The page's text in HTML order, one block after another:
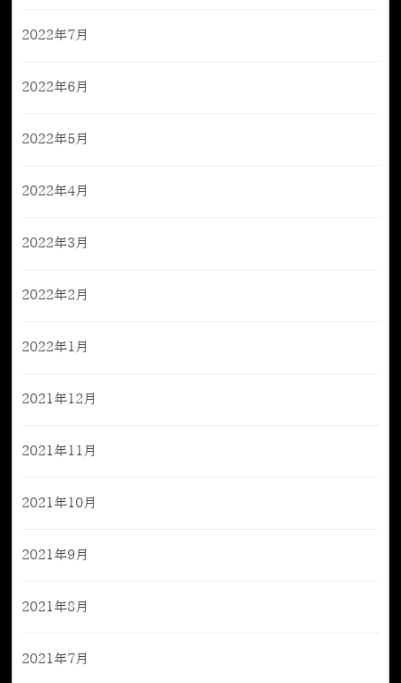
2022年7月
2022年6月
2022年5月
2022年4月
2022年3月
2022年2月
2022年1月
2021年12月
2021年11月
2021年10月
2021年9月
2021年8月
2021年7月